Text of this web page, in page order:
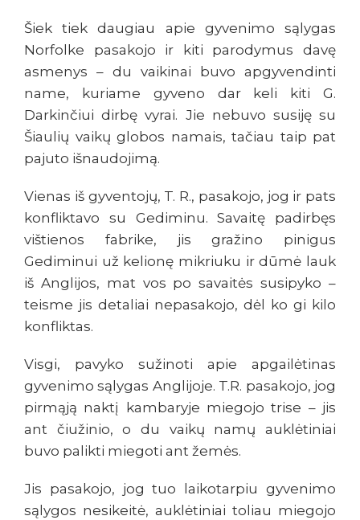
Šiek tiek daugiau apie gyvenimo sąlygas
Norfolke pasakojo ir kiti parodymus davę
asmenys – du vaikinai buvo apgyvendinti
name, kuriame gyveno dar keli kiti G.
Darkinčiui dirbę vyrai. Jie nebuvo susiję su
Šiaulių vaikų globos namais, tačiau taip pat
pajuto išnaudojimą.
Vienas iš gyventojų, T. R., pasakojo, jog ir pats
konfliktavo su Gediminu. Savaitę padirbęs
vištienos fabrike, jis gražino pinigus
Gediminui už kelionę mikriuku ir dūmė lauk
iš Anglijos, mat vos po savaitės susipyko –
teisme jis detaliai nepasakojo, dėl ko gi kilo
konfliktas.
Visgi, pavyko sužinoti apie apgailėtinas
gyvenimo sąlygas Anglijoje. T.R. pasakojo, jog
pirmąją naktį kambaryje miegojo trise – jis
ant čiužinio, o du vaikų namų auklėtiniai
buvo palikti miegoti ant žemės.
Jis pasakojo, jog tuo laikotarpiu gyvenimo
sąlygos nesikeitė, auklėtiniai toliau miegojo